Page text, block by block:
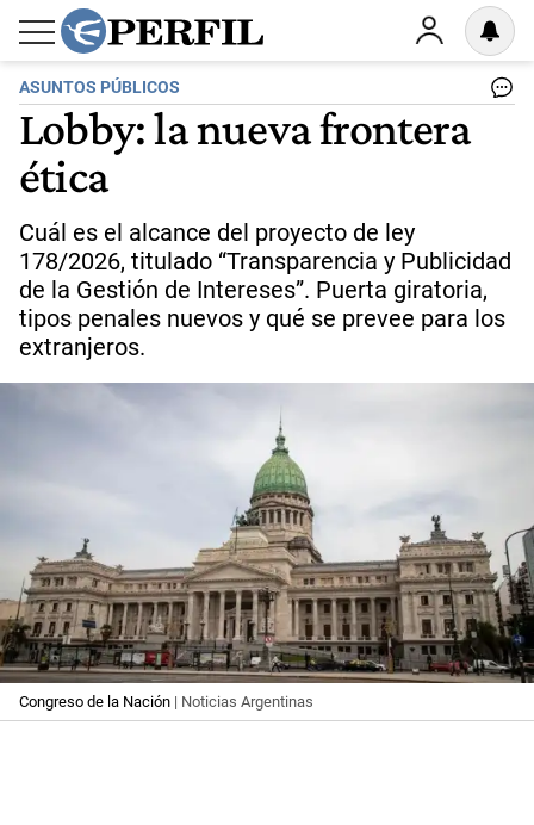
ASUNTOS PÚBLICOS
Lobby: la nueva frontera
ética
Cuál es el alcance del proyecto de ley
178/2026, titulado “Transparencia y Publicidad
de la Gestión de Intereses”. Puerta giratoria,
tipos penales nuevos y qué se prevee para los
extranjeros.
Congreso de la Nación | Noticias Argentinas